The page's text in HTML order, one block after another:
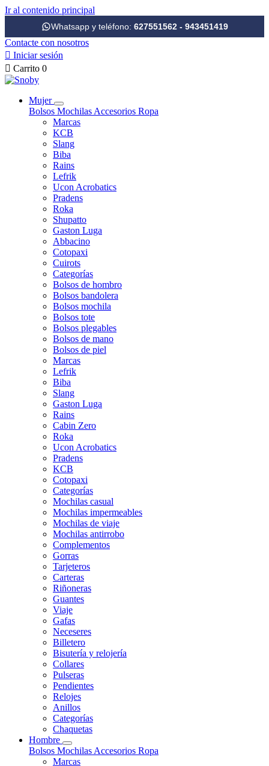
Ir al contenido principal
Whatsapp y teléfono: 627551562 - 943451419
Contacte con nosotros
 Iniciar sesión
 Carrito 0
Mujer
Bolsos Mochilas Accesorios Ropa
Marcas
KCB
Slang
Biba
Rains
Lefrik
Ucon Acrobatics
Pradens
Roka
Shupatto
Gaston Luga
Abbacino
Cotopaxi
Cuirots
Categorías
Bolsos de hombro
Bolsos bandolera
Bolsos mochila
Bolsos tote
Bolsos plegables
Bolsos de mano
Bolsos de piel
Marcas
Lefrik
Biba
Slang
Gaston Luga
Rains
Cabin Zero
Roka
Ucon Acrobatics
Pradens
KCB
Cotopaxi
Categorías
Mochilas casual
Mochilas impermeables
Mochilas de viaje
Mochilas antirrobo
Complementos
Gorras
Tarjeteros
Carteras
Riñoneras
Guantes
Viaje
Gafas
Neceseres
Billetero
Bisutería y relojería
Collares
Pulseras
Pendientes
Relojes
Anillos
Categorías
Chaquetas
Hombre
Bolsos Mochilas Accesorios Ropa
Marcas